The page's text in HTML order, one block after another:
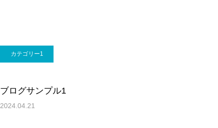
カテゴリー1
ブログサンプル1
2024.04.21